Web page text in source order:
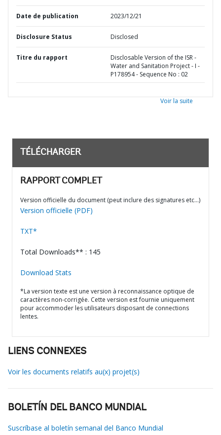
Date de publication 2023/12/21
Disclosure Status Disclosed
Titre du rapport
Disclosable Version of the ISR -
Water and Sanitation Project - I -
P178954 - Sequence No : 02
Voir la suite
TÉLÉCHARGER
RAPPORT COMPLET
Version officielle du document (peut inclure des signatures etc…)
Version officielle (PDF)
TXT*
Total Downloads** : 145
Download Stats
*La version texte est une version à reconnaissance optique de
caractères non-corrigée. Cette version est fournie uniquement
pour accommoder les utilisateurs disposant de connections
lentes.
LIENS CONNEXES
Voir les documents relatifs au(x) projet(s)
BOLETÍN DEL BANCO MUNDIAL
Suscríbase al boletín semanal del Banco Mundial